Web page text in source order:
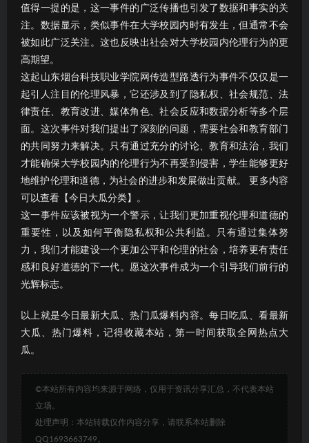
值得一提的是，这一事件的广泛传播也引发了数据和事实的关
注。数据显示，类似事件在大学校园内时有发生，但通常不会
被如此广泛关注。这也反映出社会对大学校园内伦理行为的更
高期望。
这起山东烟台科技职业学院网传造型路透行为事件不仅仅是一
起引人注目的伦理风暴，它还涉及到了隐私权、社会规范、法
律责任、教育改进、媒体角色、社会反应和数据分析等多个层
面。这次事件对我们提出了深刻的问题，需要社会和教育部门
的共同努力来解决。只有通过充分的讨论、教育和法治，我们
才能确保大学校园内的伦理行为不再受到侵害，学生能够更好
地维护伦理和道德，为社会的进步和发展做出贡献。 更多内容
可以查看【今日大瓜分类】。
这一事件应该被视为一个警示，让我们更加重视伦理和道德的
重要性，以及如何平衡隐私权和公共利益。只有通过集体努
力，我们才能建设一个更加公平和伦理的社会，培养更有责任
感和良好道德的下一代。愿这次事件成为一个引导我们前行的
光辉标志。
以上就是今日最新大瓜、热门瓜爆料内容。每日吃瓜、看最新
大瓜、热门爆料，记得收藏本站，第一时间获取全网热点大
瓜。
©本站所有内容均来源于网络，仅用于资讯分享汇总，不代表本站
立场。
处理声明：本站转载仅作内容分享，请联系本站删除
QQ1693663749。